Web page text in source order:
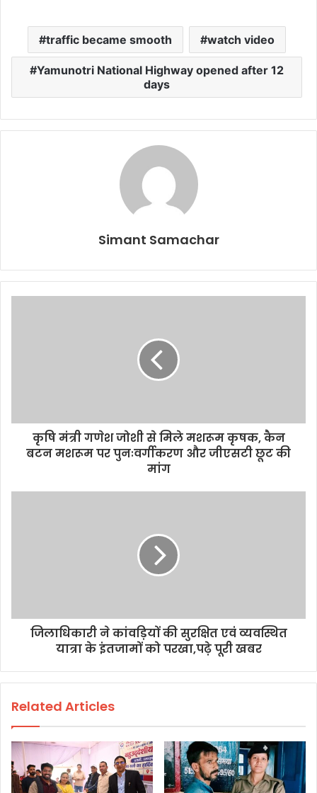
traffic became smooth watch video
Yamunotri National Highway opened after 12
days
Simant Samachar
कृषि मंत्री गणेश जोशी से मिले मशरूम कृषक, कैन
बटन मशरूम पर पुनःवर्गीकरण और जीएसटी छूट की
मांग
जिलाधिकारी ने कांवड़ियों की सुरक्षित एवं व्यवस्थित
यात्रा के इंतजामों को परखा,पढ़े पूरी खबर
Related Articles